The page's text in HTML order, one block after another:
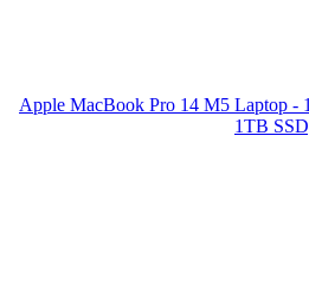
Apple MacBook Pro 14 M5 Laptop -
1TB